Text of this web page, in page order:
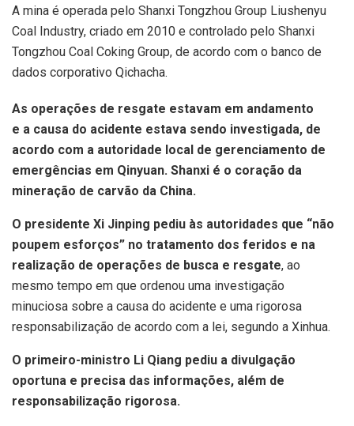
A mina é operada pelo Shanxi Tongzhou Group Liushenyu
Coal Industry, criado em 2010 e controlado pelo Shanxi
Tongzhou Coal Coking Group, de acordo com o banco de
dados corporativo Qichacha.
As operações de resgate estavam em andamento
e a causa do acidente estava sendo investigada, de
acordo com a autoridade local de gerenciamento de
emergências em Qinyuan. Shanxi é o coração da
mineração de carvão da China.
O presidente Xi Jinping pediu às autoridades que “não
poupem esforços” no tratamento dos feridos e na
realização de operações de busca e resgate, ao
mesmo tempo em que ordenou uma investigação
minuciosa sobre a causa do acidente e uma rigorosa
responsabilização de acordo com a lei, segundo a Xinhua.
O primeiro-ministro Li Qiang pediu a divulgação
oportuna e precisa das informações, além de
responsabilização rigorosa.